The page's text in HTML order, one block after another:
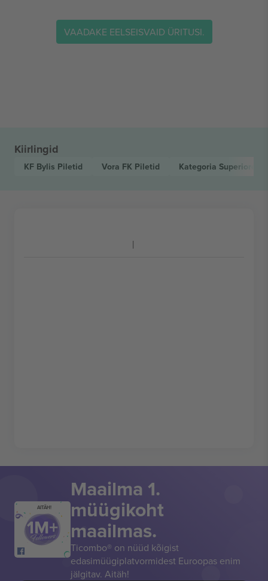
VAADAKE EELSEISVAID ÜRITUSI.
Kiirlingid
KF Bylis Piletid Vora FK Piletid Kategoria Superiore
AITÄH!
Maailma 1.
müügikoht
maailmas.
Ticombo® on nüüd kõigist
edasimüügiplatvormidest Euroopas enim
jälgitav. Aitäh!